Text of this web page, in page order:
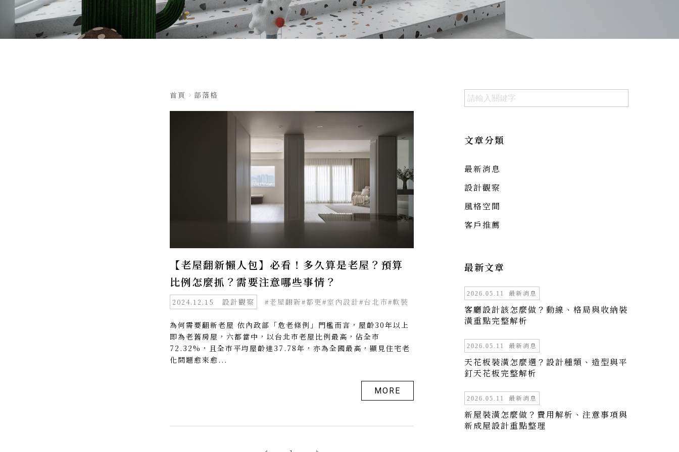
首頁 部落格
【老屋翻新懶人包】必看！多久算是老屋？預算
比例怎麼抓？需要注意哪些事情？
2024.12.15 設計觀察 #老屋翻新#都更#室內設計#台北市#軟裝
為何需要翻新老屋 依內政部「危老條例」門檻而言，屋齡30年以上
即為老舊房屋，六都當中，以台北市老屋比例最高，佔全市
72.32%，且全市平均屋齡達37.78年，亦為全國最高，顯見住宅老
化問題愈來愈...
MORE
文章分類
最新消息
設計觀察
風格空間
客戶推薦
最新文章
2026.05.11 最新消息
客廳設計該怎麼做？動線、格局與收納裝
潢重點完整解析
2026.05.11 最新消息
天花板裝潢怎麼選？設計種類、造型與平
釘天花板完整解析
2026.05.11 最新消息
新屋裝潢怎麼做？費用解析、注意事項與
新成屋設計重點整理